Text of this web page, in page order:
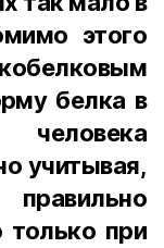
этого
белка в
человека
учитывая,
только при